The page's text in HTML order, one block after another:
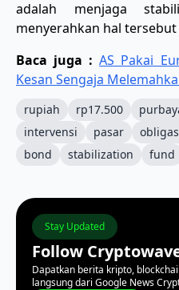
adalah menjaga
menyerahkan hal
Baca juga :AS Pakai
Kesan Sengaja
rupiah rp17.500
intervensi
pasar
bond
stabilization fund
Stay Updated
Follow
Dapatkan berita kripto,
langsung dari Google News